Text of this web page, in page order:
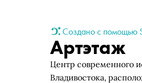
Создано с помощью
Артэтаж
Центр современного
Владивостока,